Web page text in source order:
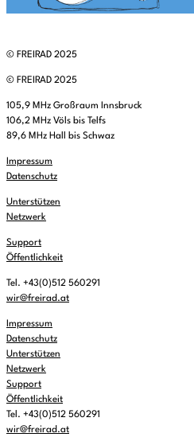
© FREIRAD 2025
© FREIRAD 2025
105,9 MHz Großraum Innsbruck
106,2 MHz Völs bis Telfs
89,6 MHz Hall bis Schwaz
Impressum
Datenschutz
Unterstützen
Netzwerk
Support
Öffentlichkeit
Tel. +43(0)512 560291
wir@freirad.at
Impressum
Datenschutz
Unterstützen
Netzwerk
Support
Öffentlichkeit
Tel. +43(0)512 560291
wir@freirad.at